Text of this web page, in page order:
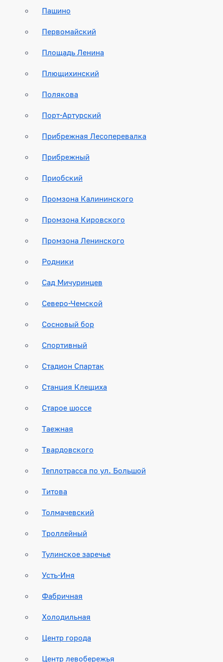
Пашино
Первомайский
Площадь Ленина
Плющихинский
Полякова
Порт-Артурский
Прибрежная Лесоперевалка
Прибрежный
Приобский
Промзона Калининского
Промзона Кировского
Промзона Ленинского
Родники
Сад Мичуринцев
Северо-Чемской
Сосновый бор
Спортивный
Стадион Спартак
Станция Клещиха
Старое шоссе
Таежная
Твардовского
Теплотрасса по ул. Большой
Титова
Толмачевский
Троллейный
Тулинское заречье
Усть-Иня
Фабричная
Холодильная
Центр города
Центр левобережья